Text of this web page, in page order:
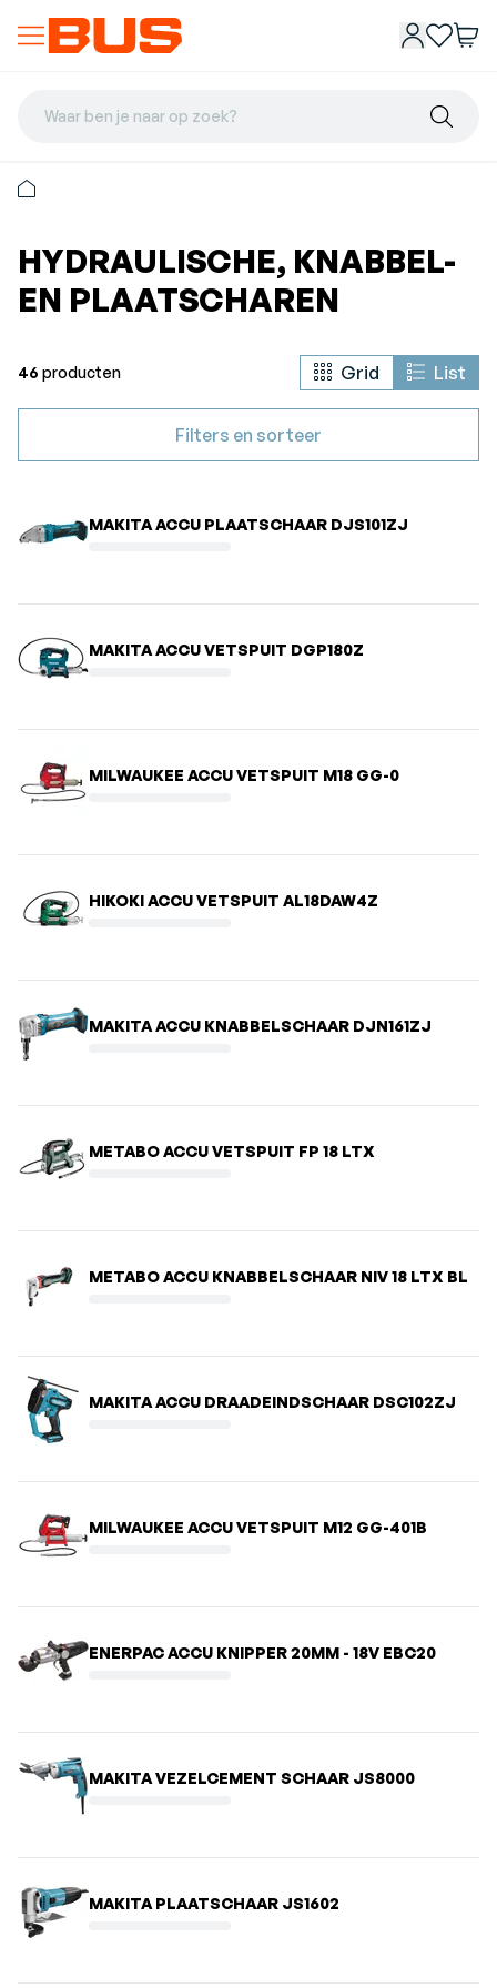
Waar ben je naar op zoek?
HYDRAULISCHE, KNABBEL-
EN PLAATSCHAREN
46 producten Grid List
Filters en sorteer
MAKITA ACCU PLAATSCHAAR DJS101ZJ
MAKITA ACCU VETSPUIT DGP180Z
MILWAUKEE ACCU VETSPUIT M18 GG-0
HIKOKI ACCU VETSPUIT AL18DAW4Z
MAKITA ACCU KNABBELSCHAAR DJN161ZJ
METABO ACCU VETSPUIT FP 18 LTX
METABO ACCU KNABBELSCHAAR NIV 18 LTX BL
MAKITA ACCU DRAADEINDSCHAAR DSC102ZJ
MILWAUKEE ACCU VETSPUIT M12 GG-401B
ENERPAC ACCU KNIPPER 20MM - 18V EBC20
MAKITA VEZELCEMENT SCHAAR JS8000
MAKITA PLAATSCHAAR JS1602